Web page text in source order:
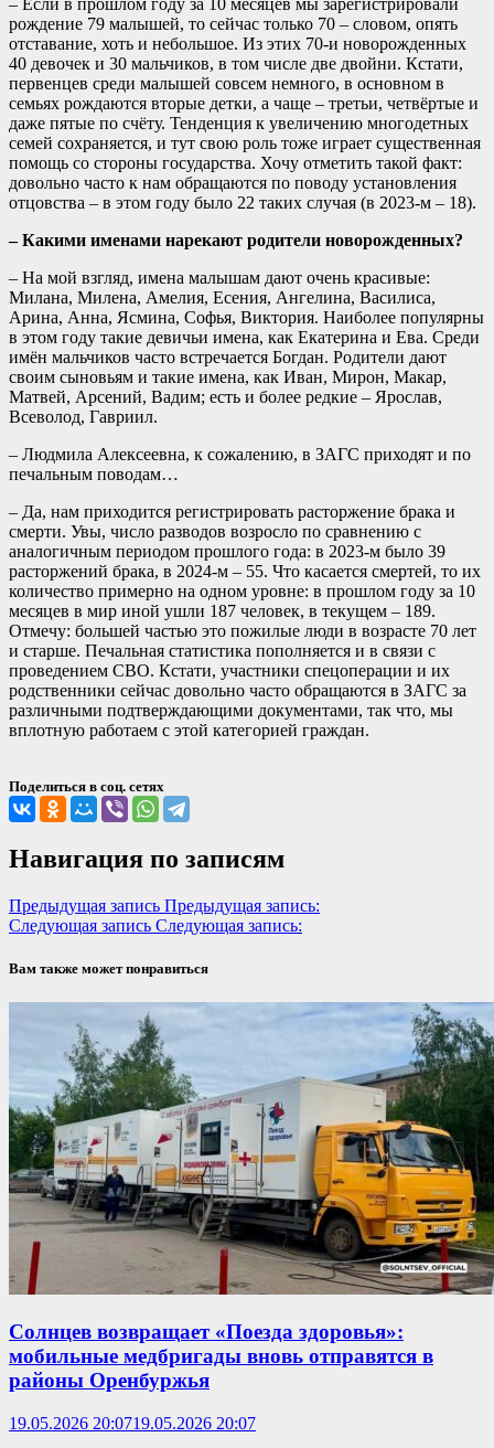
– Если в прошлом году за 10 месяцев мы зарегистрировали
рождение 79 малышей, то сейчас только 70 – словом, опять
отставание, хоть и небольшое. Из этих 70-и новорожденных
40 девочек и 30 мальчиков, в том числе две двойни. Кстати,
первенцев среди малышей совсем немного, в основном в
семьях рождаются вторые детки, а чаще – третьи, четвёртые и
даже пятые по счёту. Тенденция к увеличению многодетных
семей сохраняется, и тут свою роль тоже играет существенная
помощь со стороны государства. Хочу отметить такой факт:
довольно часто к нам обращаются по поводу установления
отцовства – в этом году было 22 таких случая (в 2023-м – 18).
– Какими именами нарекают родители новорожденных?
– На мой взгляд, имена малышам дают очень красивые:
Милана, Милена, Амелия, Есения, Ангелина, Василиса,
Арина, Анна, Ясмина, Софья, Виктория. Наиболее популярны
в этом году такие девичьи имена, как Екатерина и Ева. Среди
имён мальчиков часто встречается Богдан. Родители дают
своим сыновьям и такие имена, как Иван, Мирон, Макар,
Матвей, Арсений, Вадим; есть и более редкие – Ярослав,
Всеволод, Гавриил.
– Людмила Алексеевна, к сожалению, в ЗАГС приходят и по
печальным поводам…
– Да, нам приходится регистрировать расторжение брака и
смерти. Увы, число разводов возросло по сравнению с
аналогичным периодом прошлого года: в 2023-м было 39
расторжений брака, в 2024-м – 55. Что касается смертей, то их
количество примерно на одном уровне: в прошлом году за 10
месяцев в мир иной ушли 187 человек, в текущем – 189.
Отмечу: большей частью это пожилые люди в возрасте 70 лет
и старше. Печальная статистика пополняется и в связи с
проведением СВО. Кстати, участники спецоперации и их
родственники сейчас довольно часто обращаются в ЗАГС за
различными подтверждающими документами, так что, мы
вплотную работаем с этой категорией граждан.
Поделиться в соц. сетях
Навигация по записям
Предыдущая запись Предыдущая запись:
Следующая запись Следующая запись:
Вам также может понравиться
Солнцев возвращает «Поезда здоровья»:
мобильные медбригады вновь отправятся в
районы Оренбуржья
19.05.2026 20:0719.05.2026 20:07